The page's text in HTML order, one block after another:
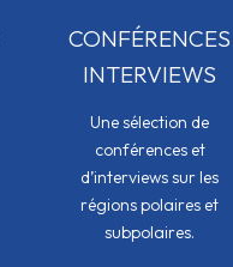
CONFÉRENCES
INTERVIEWS
Une sélection de
conférences et
d’interviews sur les
régions polaires et
subpolaires.